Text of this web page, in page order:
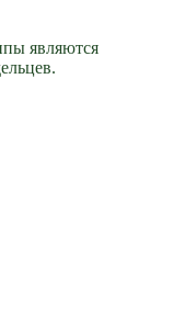
являются